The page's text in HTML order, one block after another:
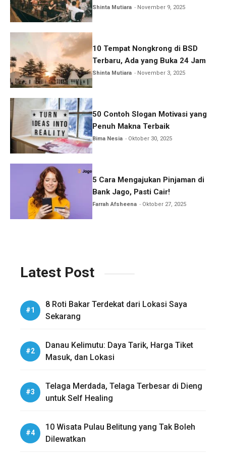
Shinta Mutiara November 9, 2025
10 Tempat Nongkrong di BSD
Terbaru, Ada yang Buka 24 Jam
Shinta Mutiara November 3, 2025
50 Contoh Slogan Motivasi yang
Penuh Makna Terbaik
Bima Nesia Oktober 30, 2025
5 Cara Mengajukan Pinjaman di
Bank Jago, Pasti Cair!
Farrah Afsheena Oktober 27, 2025
Latest Post
8 Roti Bakar Terdekat dari Lokasi Saya
Sekarang
Danau Kelimutu: Daya Tarik, Harga Tiket
Masuk, dan Lokasi
Telaga Merdada, Telaga Terbesar di Dieng
untuk Self Healing
10 Wisata Pulau Belitung yang Tak Boleh
Dilewatkan